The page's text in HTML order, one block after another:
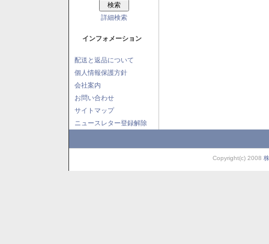
詳細検索
インフォメーション
配送と返品について
個人情報保護方針
会社案内
お問い合わせ
サイトマップ
ニュースレター登録解除
Copyright(c) 2008